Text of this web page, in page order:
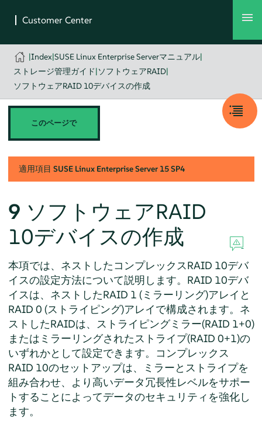
|Index|SUSE Linux Enterprise Serverマニュアル|
ストレージ管理ガイド|ソフトウェアRAID|
ソフトウェアRAID 10デバイスの作成
このページで
適用項目 SUSE Linux Enterprise Server 15 SP4
9 ソフトウェアRAID
10デバイスの作成
本項では、ネストしたコンプレックスRAID 10デバ
イスの設定方法について説明します。RAID 10デバ
イスは、ネストしたRAID 1 (ミラーリング)アレイと
RAID 0 (ストライピング)アレイで構成されます。ネ
ストしたRAIDは、ストライピングミラー(RAID 1+0)
またはミラーリングされたストライプ(RAID 0+1)の
いずれかとして設定できます。コンプレックス
RAID 10のセットアップは、ミラーとストライプを
組み合わせ、より高いデータ冗長性レベルをサポー
トすることによってデータのセキュリティを強化し
ます。